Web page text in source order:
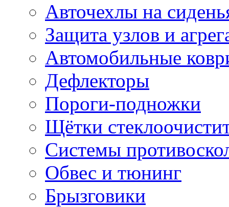
Авточехлы на
Защита узлов и
Автомобильные
Дефлекторы
Пороги-подножки
Щётки
Системы
Обвес и тюнинг
Брызговики